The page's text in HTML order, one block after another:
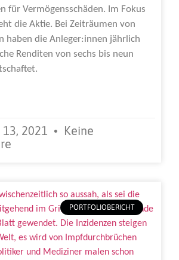
für Vermögensschäden. Im Fokus
die Aktie. Bei Zeiträumen von
haben die Anleger:innen jährlich
Renditen von sechs bis neun
2021
Keine
PORTFOLIOBERICHT